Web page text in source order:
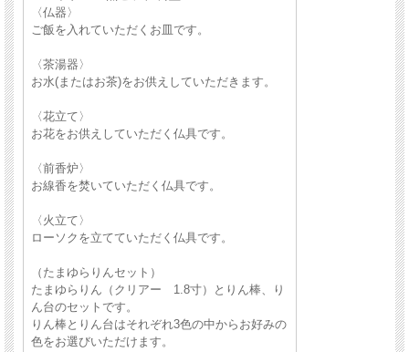
〈仏器〉
ご飯を入れていただくお皿です。
〈茶湯器〉
お水(またはお茶)をお供えしていただきます。
〈花立て〉
お花をお供えしていただく仏具です。
〈前香炉〉
お線香を焚いていただく仏具です。
〈火立て〉
ローソクを立てていただく仏具です。
（たまゆらりんセット）
たまゆらりん（クリアー 1.8寸）とりん棒、り
ん台のセットです。
りん棒とりん台はそれぞれ3色の中からお好みの
色をお選びいただけます。